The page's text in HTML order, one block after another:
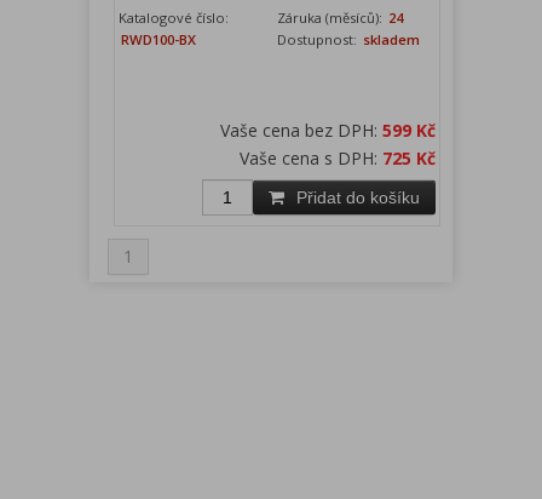
Katalogové číslo:
RWD100-BX
Záruka (měsíců): 24
Dostupnost: skladem
Vaše cena bez DPH:599 Kč
Vaše cena s DPH: 725 Kč
Přidat do košíku
1